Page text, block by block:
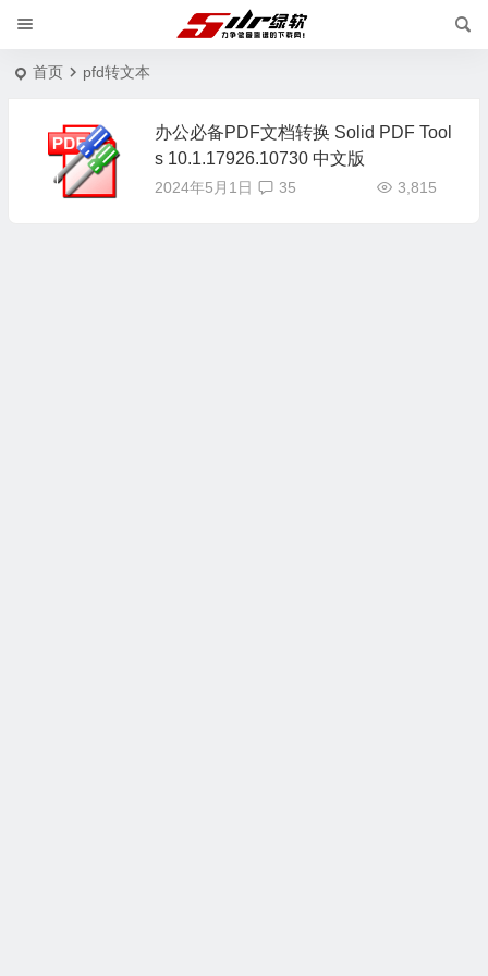
首页 pfd转文本
办公必备PDF文档转换 Solid PDF Tool
s 10.1.17926.10730 中文版
2024年5月1日 3,815
35